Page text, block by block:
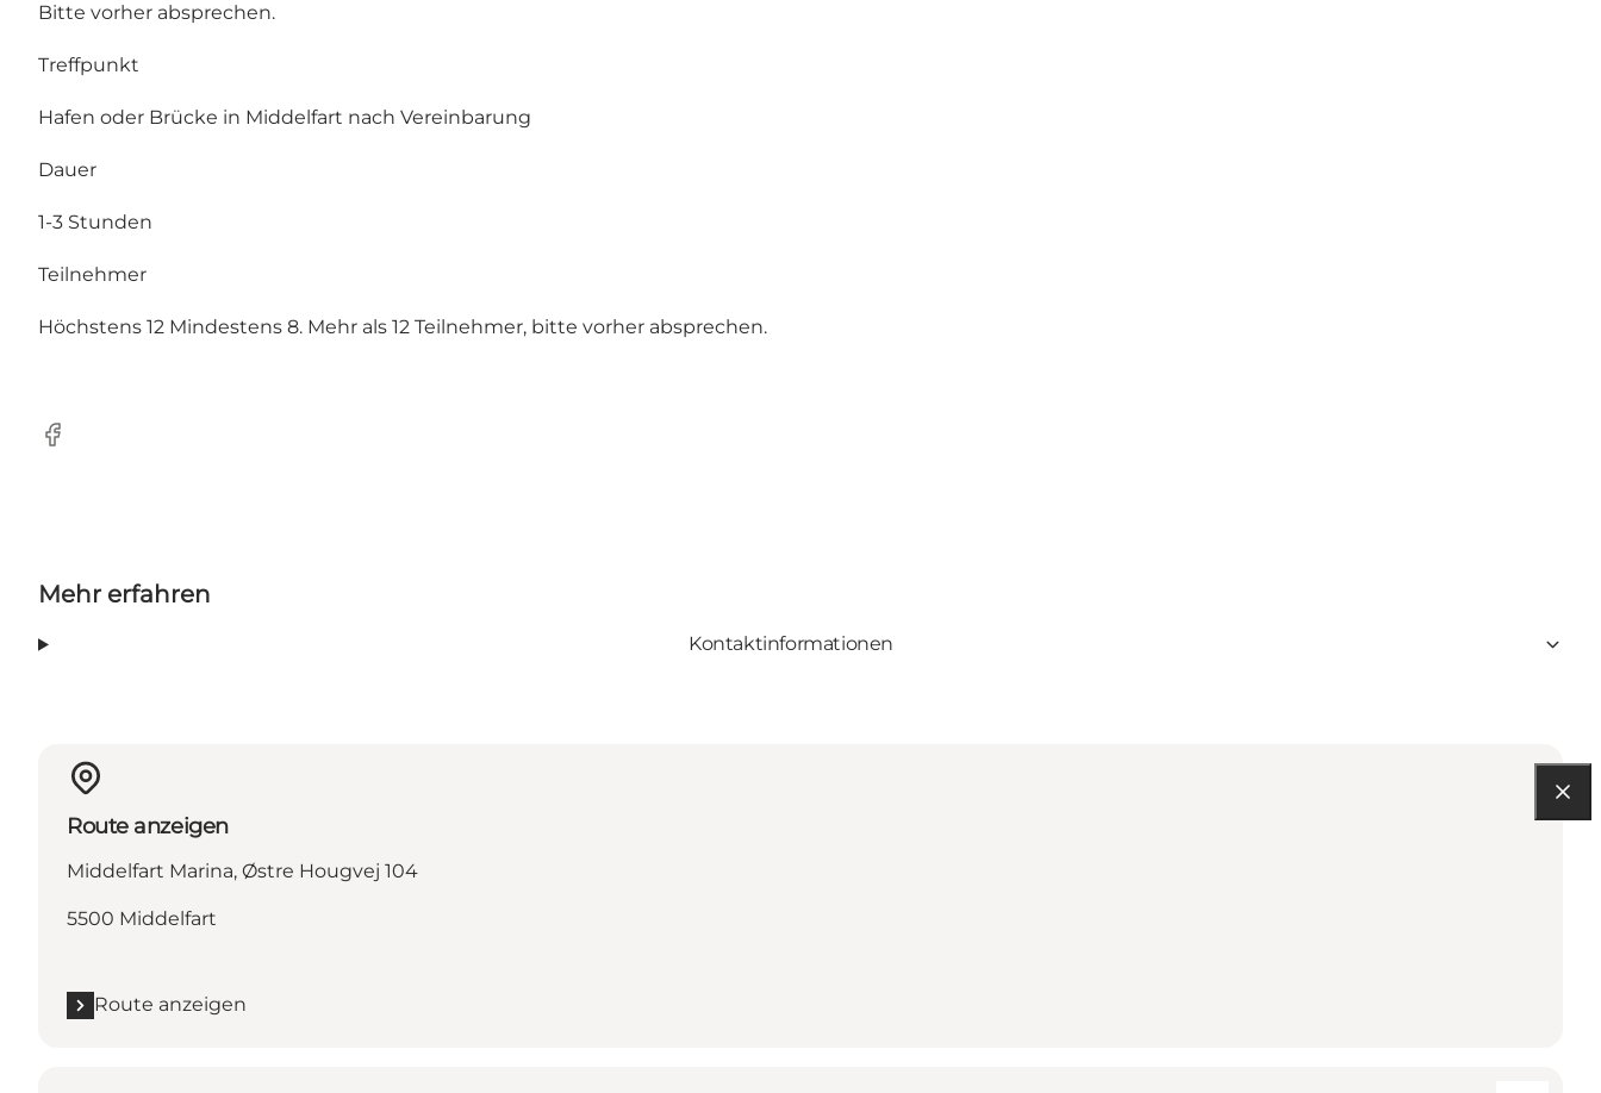
Bitte vorher absprechen.
Treffpunkt
Hafen oder Brücke in Middelfart nach Vereinbarung
Dauer
1-3 Stunden
Teilnehmer
Höchstens 12 Mindestens 8. Mehr als 12 Teilnehmer, bitte vorher absprechen.
Facebook
Mehr erfahren
Kontaktinformationen
Route anzeigen
Middelfart Marina, Østre Hougvej 104
5500 Middelfart
Route anzeigen